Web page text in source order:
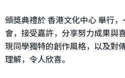
頒獎典禮於 香港文化中心 舉行
會，接受嘉許，分享努力成果與
現同學獨特的創作風格，以及對
理解，令人欣喜。